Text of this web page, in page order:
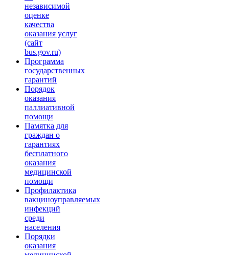
независимой
оценке
качества
оказания услуг
(сайт
bus.gov.ru)
Программа
государственных
гарантий
Порядок
оказания
паллиативной
помощи
Памятка для
граждан о
гарантиях
бесплатного
оказания
медицинской
помощи
Профилактика
вакциноуправляемых
инфекций
среди
населения
Порядки
оказания